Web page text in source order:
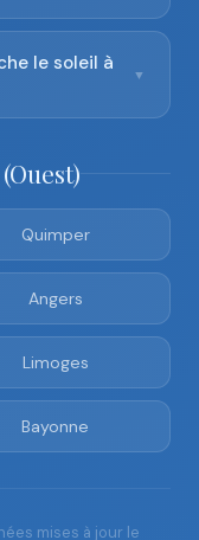
le soleil à
▼
Quimper
Angers
Limoges
Bayonne
mises à jour le